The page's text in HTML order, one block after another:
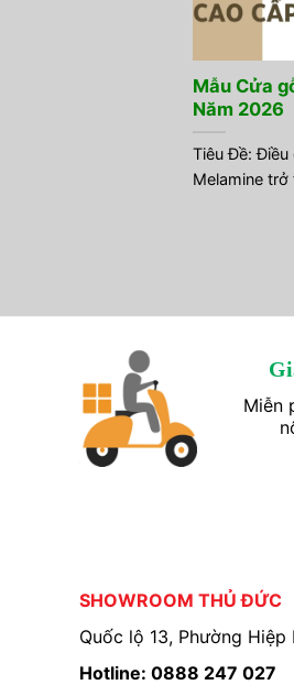
Mẫu Cửa
Năm 2026
Tiêu Đề: Điều
Melamine
Miễn
SHOWROOM THỦ ĐỨC
Quốc lộ 13, Phường
Hotline: 0888 247 027